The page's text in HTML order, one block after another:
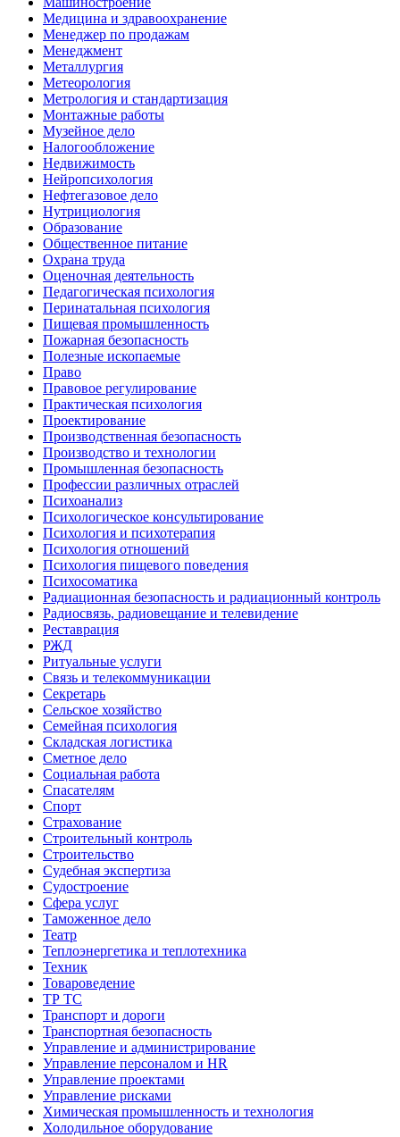
Медицина и здравоохранение
Менеджер по продажам
Менеджмент
Металлургия
Метеорология
Метрология и стандартизация
Монтажные работы
Музейное дело
Налогообложение
Недвижимость
Нейропсихология
Нефтегазовое дело
Нутрициология
Образование
Общественное питание
Охрана труда
Оценочная деятельность
Педагогическая психология
Перинатальная психология
Пищевая промышленность
Пожарная безопасность
Полезные ископаемые
Право
Правовое регулирование
Практическая психология
Проектирование
Производственная безопасность
Производство и технологии
Промышленная безопасность
Профессии различных отраслей
Психоанализ
Психологическое консультирование
Психология и психотерапия
Психология отношений
Психология пищевого поведения
Психосоматика
Радиационная безопасность и радиационный контроль
Радиосвязь, радиовещание и телевидение
Реставрация
РЖД
Ритуальные услуги
Связь и телекоммуникации
Секретарь
Сельское хозяйство
Семейная психология
Складская логистика
Сметное дело
Социальная работа
Спасателям
Спорт
Страхование
Строительный контроль
Строительство
Судебная экспертиза
Судостроение
Сфера услуг
Таможенное дело
Театр
Теплоэнергетика и теплотехника
Техник
Товароведение
ТР ТС
Транспорт и дороги
Транспортная безопасность
Управление и администрирование
Управление персоналом и HR
Управление проектами
Управление рисками
Химическая промышленность и технология
Холодильное оборудование